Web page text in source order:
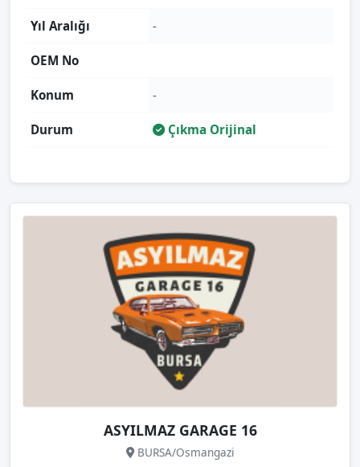
Yıl Aralığı -
OEM No
Konum -
Durum Çıkma Orijinal
ASYILMAZ GARAGE 16
BURSA/Osmangazi